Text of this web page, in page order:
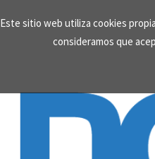
Este sitio web utiliza cookies
consideramos que